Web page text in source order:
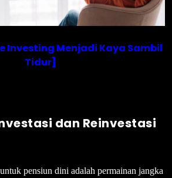
Investing Menjadi Kaya Sambil
Tidur]
dan Reinvestasi
pensiun dini adalah permainan jangka